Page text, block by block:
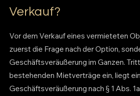
Verkauf?
Vor dem Verkauf eines vermieteten
zuerst die Frage nach der Option,
Geschäftsveräußerung im Ganzen.
bestehenden Mietverträge ein, liegt
Geschäftsveräußerung nach § 1 Abs.